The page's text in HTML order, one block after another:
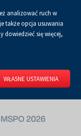
0.00 zł Koszyk
analizować ruch w
także opcja usuwania
dowiedzieć się więcej,
WŁASNE USTAWIENIA